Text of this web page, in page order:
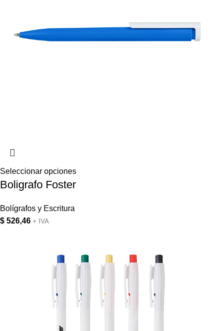
Seleccionar opciones
Boligrafo Foster
Bolígrafos y Escritura
$ 526,46 + IVA